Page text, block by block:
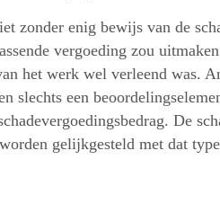
zonder enig bewijs van de
vergoeding zou
het werk wel verleend was.
slechts een
De
gelijkgesteld met dat